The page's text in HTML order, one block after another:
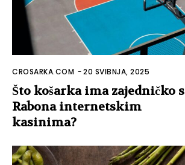
CROSARKA.COM -20 SVIBNJA, 2025
Što košarka ima zajedničko s
Rabona internetskim
kasinima?